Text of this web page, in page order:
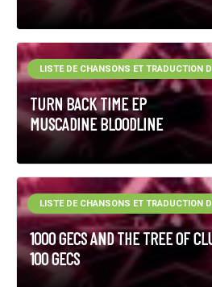
TURN BACK TIME EP
MUSCADINE BLOODLINE
LISTE DE CHANSONS ET TRADUCTION
1000 GECS AND THE TREE OF
100 GECS
LISTE DE CHANSONS ET TRADUCTION